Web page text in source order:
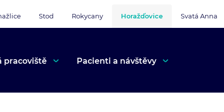
Stod Rokycany Horažďovice Svatá Anna
pracoviště Pacienti a návštěvy